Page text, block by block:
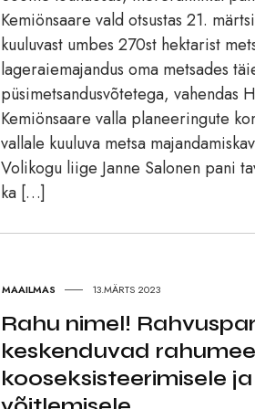
Kemiönsaare vald otsustas 21.
kuuluvast umbes 270st hektarist
lageraiemajandus oma metsades
püsimetsandusvõtetega, vahendas
Kemiönsaare valla planeeringute
vallale kuuluva metsa
Volikogu liige Janne Salonen pani
ka […]
MAAILMAS 13.MÄRTS 2023
Rahu nimel!
keskenduvad
kooseksisteerimisele